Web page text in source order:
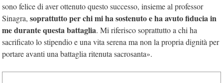
sono felice di aver ottenuto questo successo, insieme al professor
Sinagra, soprattutto per chi mi ha sostenuto e ha avuto fiducia in
me durante questa battaglia. Mi riferisco soprattutto a chi ha
sacrificato lo stipendio e una vita serena ma non la propria dignità per
portare avanti una battaglia ritenuta sacrosanta».